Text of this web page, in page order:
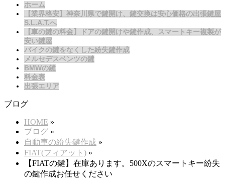
ホーム
【業界格安】神奈川県で鍵開け、鍵交換は安心価格の出張鍵屋
S.L.A.T.へ
【車の鍵の料金】ドアの鍵開けや鍵作成、スマートキー複製が
安い鍵屋
バイクの鍵をなくした紛失鍵作成
メルセデスベンツの鍵
BMWの鍵
料金表
出張エリア
ブログ
HOME »
ブログ »
自動車の紛失鍵作成 »
FIAT(フィアット) »
【FIATの鍵】在庫あります。500Xのスマートキー紛失
の鍵作成お任せください